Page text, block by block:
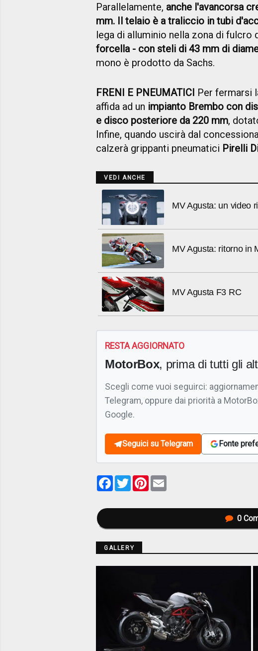
Parallelamente, anche l'avancorsa
mm. Il telaio è a traliccio in tubi
lega di alluminio nella zona di
forcella - con steli di 43 mm di
mono è prodotto da Sachs.
FRENI E PNEUMATICI Per fermarsi
affida ad un impianto Brembo con
e disco posteriore da 220 mm,
Infine, quando uscirà dal
calzerà grippanti pneumatici Pirelli
VEDI ANCHE
MV Agusta: un video
MV Agusta: ritorno in
MV Agusta F3 RC
RESTA AGGIORNATO
MotorBox, prima di tutti gli
Scegli come vuoi seguirci:
Telegram, oppure dai priorità a
Google.
Seguici su Telegram Fonte
Facebook
TwitterPinterest
0
GALLERY